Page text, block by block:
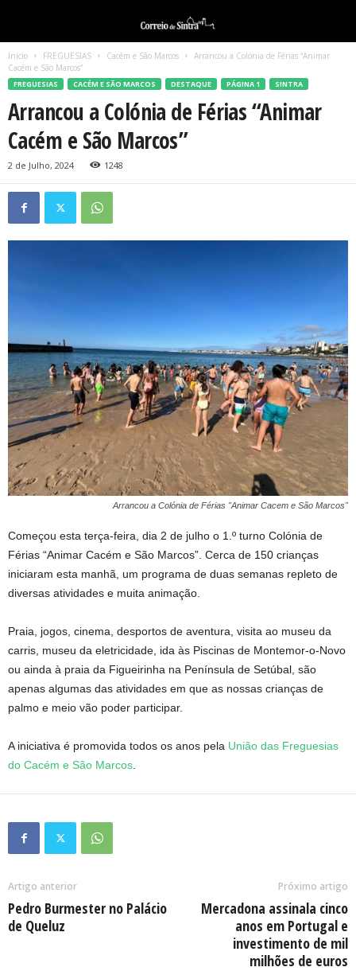
Início FREGUESIAS Cacém e São Marcos
Arrancou a Colónia de Férias “Animar
Cacém e São Marcos”
FREGUESIAS CACÉM E SÃO MARCOS DESTAQUE PÁGINA 1 SINTRA
Arrancou a Colónia de Férias “Animar
Cacém e São Marcos”
2 de Julho, 2024 1248
Arrancou a Colónia de Férias "Animar Cacem e São Marcos"
Começou esta terça-feira, dia 2 de julho o 1.º turno Colónia de
Férias “Animar Cacém e São Marcos”. Cerca de 150 crianças
iniciaram esta manhã, um programa de duas semanas repleto de
diversas atividades e muita animação.
Praia, jogos, cinema, desportos de aventura, visita ao museu da
carris, museu da eletricidade, ida às Piscinas de Montemor-o-Novo
ou ainda à praia da Figueirinha na Península de Setúbal, são
apenas algumas das atividades em que as nossas crianças de
palmo e meio vão poder participar.
A iniciativa é promovida todos os anos pela União das Freguesias
do Cacém e São Marcos
Artigo anterior
Pedro Burmester no Palácio
de Queluz
Próximo artigo
Mercadona assinala cinco
anos em Portugal e
investimento de mil
milhões de euros